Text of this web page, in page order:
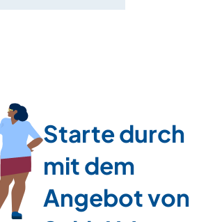
Starte durch
mit dem
Angebot von